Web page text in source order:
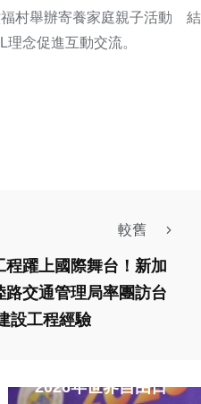
村舉辦寄養家庭親子活動 結
理念促進互動交流。
較舊
程躍上國際舞台！新加
路交通管理局率團訪台
設工程經驗
2026年世界自由日